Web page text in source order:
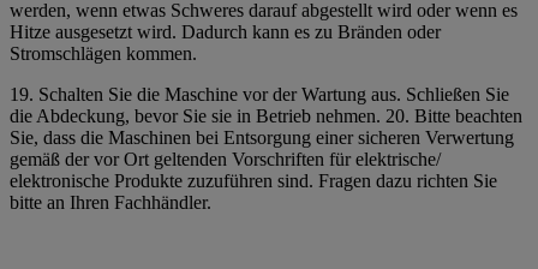
werden, wenn etwas Schweres darauf abgestellt wird oder wenn es
Hitze ausgesetzt wird. Dadurch kann es zu Bränden oder
Stromschlägen kommen.
19. Schalten Sie die Maschine vor der Wartung aus. Schließen Sie
die Abdeckung, bevor Sie sie in Betrieb nehmen. 20. Bitte beachten
Sie, dass die Maschinen bei Entsorgung einer sicheren Verwertung
gemäß der vor Ort geltenden Vorschriften für elektrische/
elektronische Produkte zuzuführen sind. Fragen dazu richten Sie
bitte an Ihren Fachhändler.